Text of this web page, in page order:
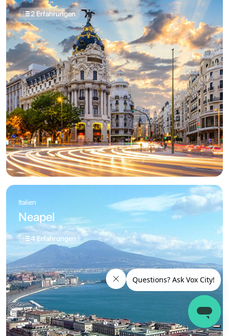
2 Erfahrungen
Italien
Neapel
4 Erfahrungen